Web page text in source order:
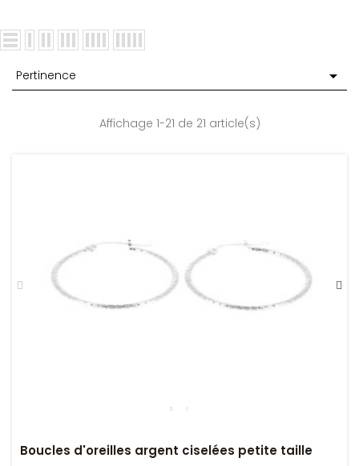
Pertinence 
Affichage 1-21 de 21 article(s)
Boucles d'oreilles argent ciselées petite taille